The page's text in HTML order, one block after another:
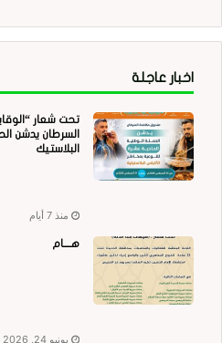
اخبار عاجلة
تحت شعار
البلاستيك
منذ 7 أيام
هــــام
يونيو 24, 2026